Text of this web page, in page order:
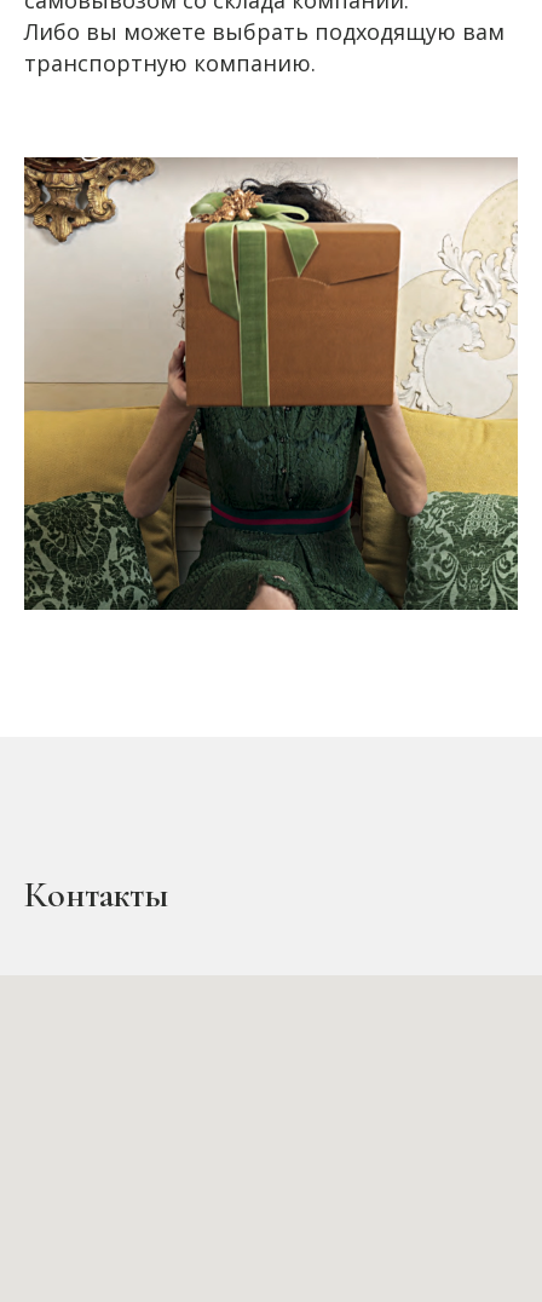
Либо вы можете выбрать подходящую вам
транспортную компанию.
Контакты